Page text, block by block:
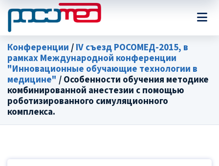
Конференции/IV съезд РОСОМЕД-2015, в
рамках Международной конференции
"Инновационные обучающие технологии в
медицине" / Особенности обучения методике
комбинированной анестезии с помощью
роботизированного симуляционного
комплекса.